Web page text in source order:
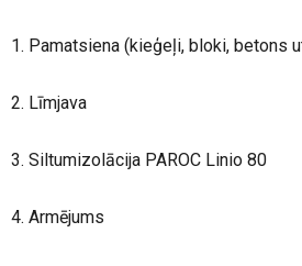
1. Pamatsiena (kieģeļi, bloki, betons
2. Līmjava
3. Siltumizolācija PAROC Linio 80
4. Armējums